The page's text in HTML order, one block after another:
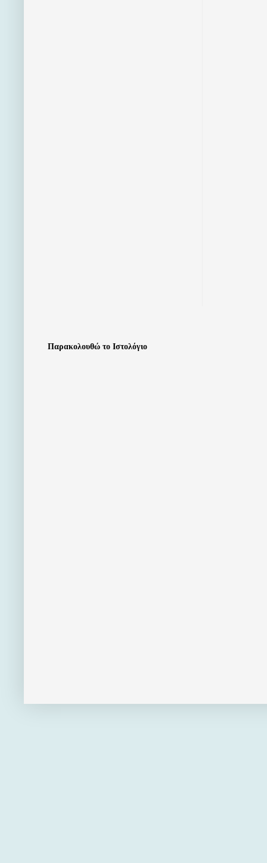
Παρακολουθώ το Ιστολόγιο